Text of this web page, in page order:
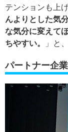
テンションも上
んよりとした気
な気分に変えて
ちやすい。
」と
パートナー企